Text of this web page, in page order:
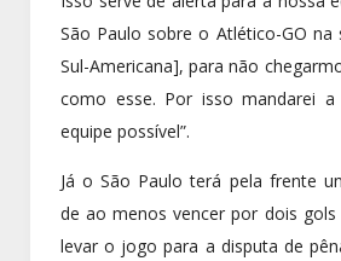
São Paulo sobre o Atlético-GO na
Sul-Americana], para não
como esse. Por isso mandarei
equipe possível”.
Já o São Paulo terá pela frente
de ao menos vencer por dois gols
levar o jogo para a disputa de